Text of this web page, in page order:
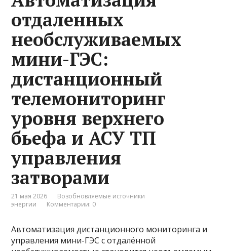
отдаленных
необслуживаемых
мини-ГЭС:
дистанционный
телемониторинг
уровня верхнего
бьефа и АСУ ТП
управления
затворами
21 мая 2026
Возобновляемые источники
энергии
Комментарии: 0
Автоматизация дистанционного мониторинга и
управления мини-ГЭС с отдалённой